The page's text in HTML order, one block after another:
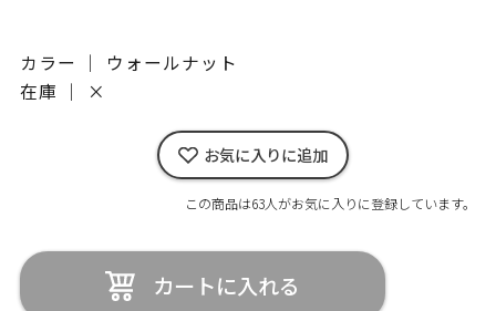
カラー ｜ ウォールナット
在庫 ｜
×
お気に入りに追加
この商品は63人がお気に入りに登録しています。
カートに入れる